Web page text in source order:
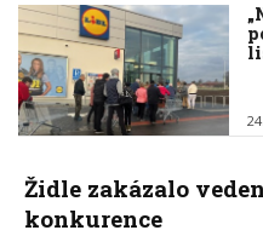
Židle zakázalo
konkurence